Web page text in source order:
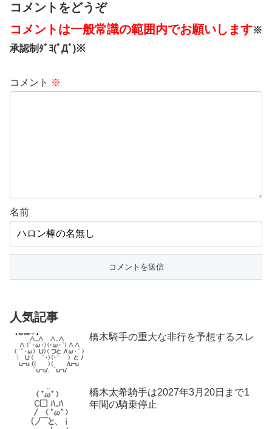
コメントをどうぞ
コメントは一般常識の範囲内でお願いします※
承認制ﾀﾞﾖ(ﾟДﾟ)※
コメント ※
名前
人気記事
橋木騎手の重大な非行を予想するスレ
橋木太希騎手は2027年3月20日まで1
年間の騎乗停止